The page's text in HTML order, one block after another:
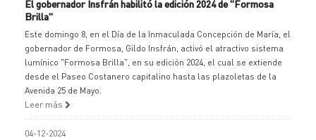
El gobernador Insfrán habilitó la edición 2024 de "Formosa
Brilla"
Este domingo 8, en el Día de la Inmaculada Concepción de María, el
gobernador de Formosa, Gildo Insfrán, activó el atractivo sistema
lumínico "Formosa Brilla", en su edición 2024, el cual se extiende
desde el Paseo Costanero capitalino hasta las plazoletas de la
Avenida 25 de Mayo.
Leer más
04-12-2024